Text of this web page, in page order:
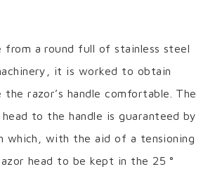
from a round full of stainless steel
it is worked to obtain
the razor’s handle comfortable. The
to the handle is guaranteed by
which, with the aid of a tensioning
head to be kept in the 25 °